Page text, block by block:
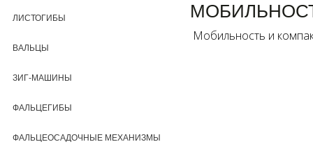
ЛИСТОГИБЫ
ВАЛЬЦЫ
ЗИГ-МАШИНЫ
ФАЛЬЦЕГИБЫ
ФАЛЬЦЕОСАДОЧНЫЕ МЕХАНИЗМЫ
Мобильность и